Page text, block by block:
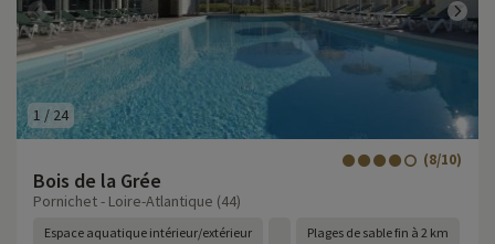
1 / 24
Bois de la Grée
(8/10)
Pornichet - Loire-Atlantique (44)
Espace aquatique intérieur/extérieur Plages de sable fin à 2 km